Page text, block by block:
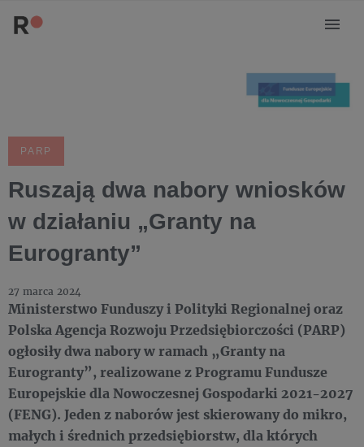
PARP
Ruszają dwa nabory wniosków
w działaniu „Granty na
Eurogranty”
27 marca 2024
Ministerstwo Funduszy i Polityki Regionalnej oraz
Polska Agencja Rozwoju Przedsiębiorczości (PARP)
ogłosiły dwa nabory w ramach „Granty na
Eurogranty”, realizowane z Programu Fundusze
Europejskie dla Nowoczesnej Gospodarki 2021-2027
(FENG). Jeden z naborów jest skierowany do mikro,
małych i średnich przedsiębiorstw, dla których